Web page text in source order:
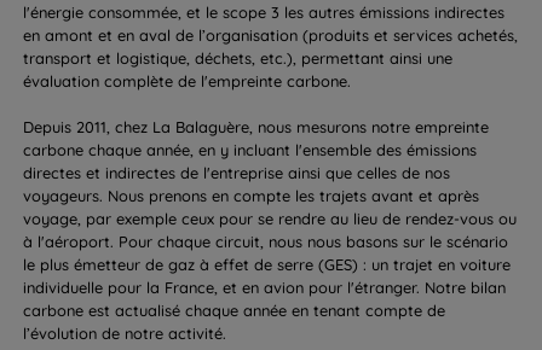
l'énergie consommée, et le scope 3 les autres émissions indirectes
en amont et en aval de l’organisation (produits et services achetés,
transport et logistique, déchets, etc.), permettant ainsi une
évaluation complète de l'empreinte carbone.
Depuis 2011, chez La Balaguère, nous mesurons notre empreinte
carbone chaque année, en y incluant l'ensemble des émissions
directes et indirectes de l'entreprise ainsi que celles de nos
voyageurs. Nous prenons en compte les trajets avant et après
voyage, par exemple ceux pour se rendre au lieu de rendez-vous ou
à l'aéroport. Pour chaque circuit, nous nous basons sur le scénario
le plus émetteur de gaz à effet de serre (GES) : un trajet en voiture
individuelle pour la France, et en avion pour l'étranger. Notre bilan
carbone est actualisé chaque année en tenant compte de
l’évolution de notre activité.